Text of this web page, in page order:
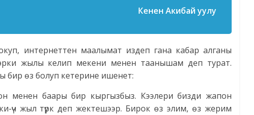
Кенен Акибай уулу
интернеттен маалымат издеп гана кабар алганы
жылы келип мекени менен таанышам деп турат.
бир өз болуп кетерине ишенет:
менен баары бир кыргызбыз. Кээлери бизди жапон
үч жыл түрк деп жектешээр. Бирок өз элим, өз жерим